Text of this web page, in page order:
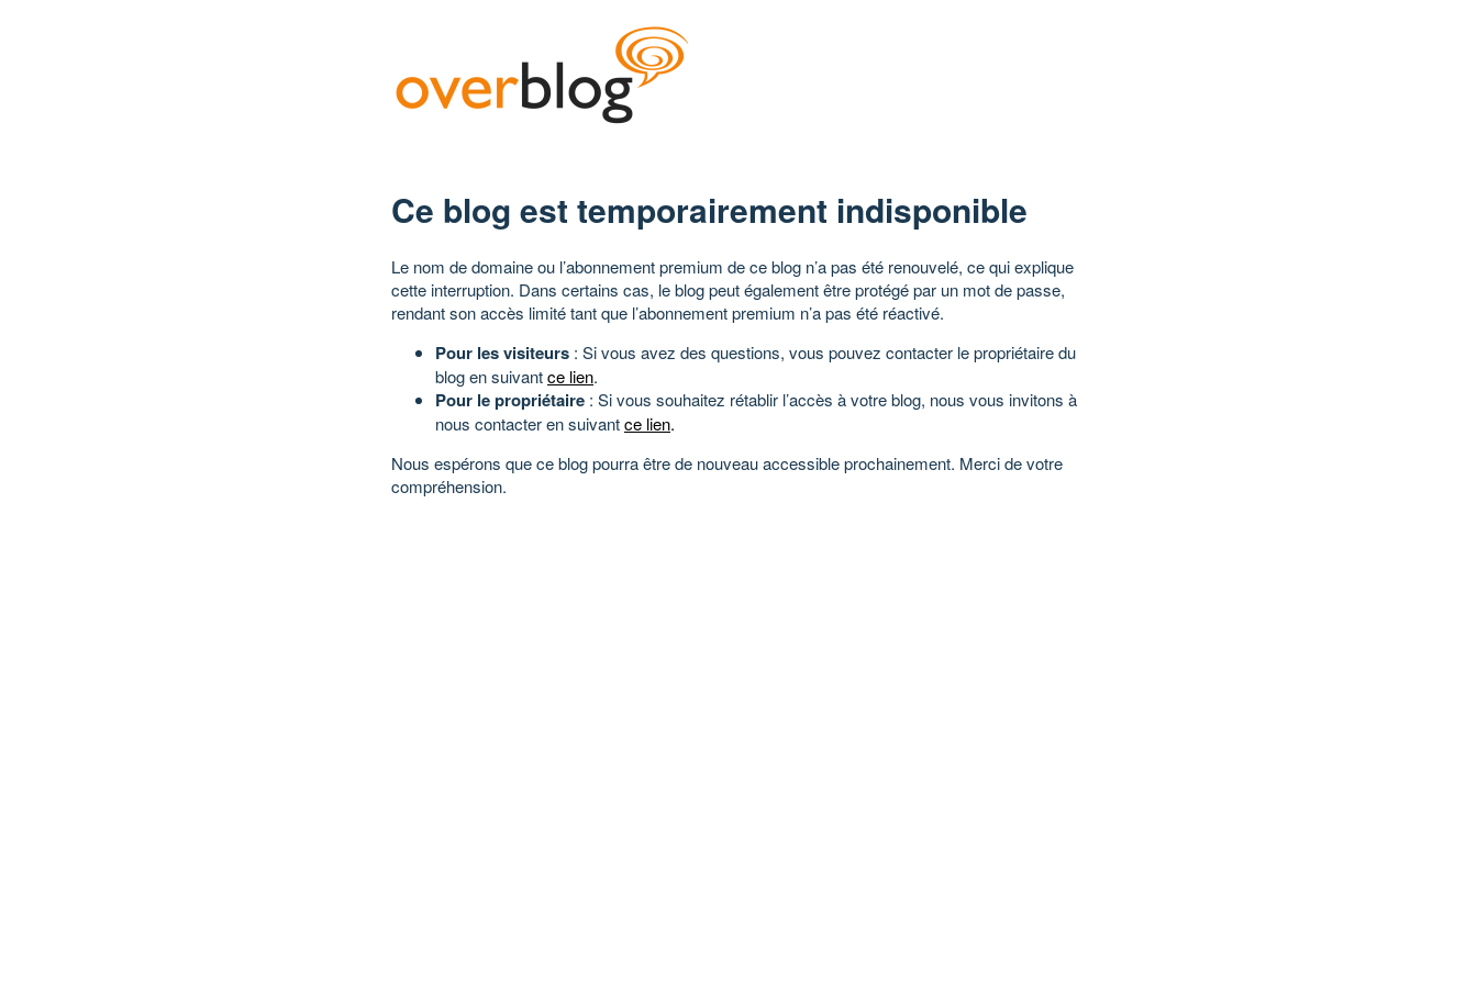
Ce blog est temporairement indisponible
Le nom de domaine ou l’abonnement premium de ce blog n’a pas été renouvelé, ce qui explique
cette interruption. Dans certains cas, le blog peut également être protégé par un mot de passe,
rendant son accès limité tant que l’abonnement premium n’a pas été réactivé.
Pour les visiteurs : Si vous avez des questions, vous pouvez contacter le propriétaire du
blog en suivantce lien.
Pour le propriétaire : Si vous souhaitez rétablir l’accès à votre blog, nous vous invitons à
nous contacter en suivantce lien.
Nous espérons que ce blog pourra être de nouveau accessible prochainement. Merci de votre
compréhension.